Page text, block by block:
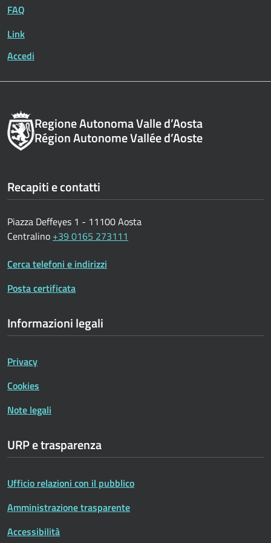
FAQ
Link
Accedi
Regione Autonoma Valle d’Aosta
Région Autonome Vallée d’Aoste
Recapiti e contatti
Piazza Deffeyes 1 - 11100 Aosta
Centralino +39 0165 273111
Cerca telefoni e indirizzi
Posta certificata
Informazioni legali
Privacy
Cookies
Note legali
URP e trasparenza
Ufficio relazioni con il pubblico
Amministrazione trasparente
Accessibilità